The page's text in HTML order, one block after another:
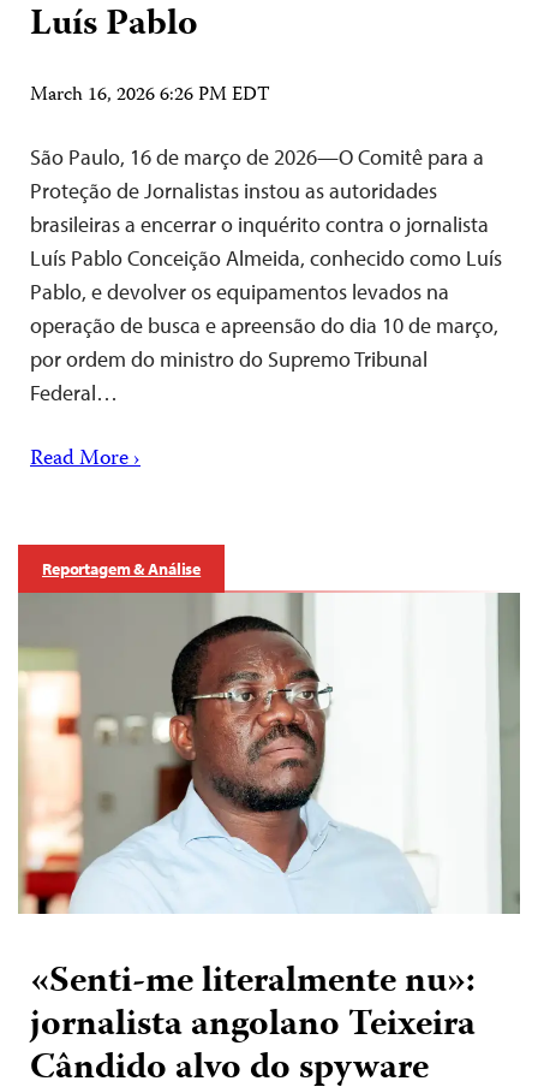
Luís Pablo
March 16, 2026 6:26 PM EDT
São Paulo, 16 de março de 2026—O Comitê para a
Proteção de Jornalistas instou as autoridades
brasileiras a encerrar o inquérito contra o jornalista
Luís Pablo Conceição Almeida, conhecido como Luís
Pablo, e devolver os equipamentos levados na
operação de busca e apreensão do dia 10 de março,
por ordem do ministro do Supremo Tribunal
Federal…
Read More ›
Reportagem & Análise
«Senti-me literalmente nu»:
jornalista angolano Teixeira
Cândido alvo do spyware